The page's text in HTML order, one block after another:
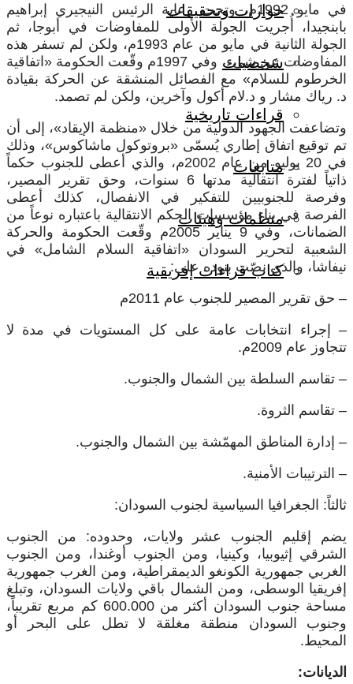
حوارات وتحقيقات
شخصيات
قراءات تاريخية
متابعات
منظمات وهيئات
كتاب قراءات إفريقية
في مايو 1992م، وتحت رعاية الرئيس النيجيري إبراهيم
بابنجيدا، أُجريت الجولة الأولى للمفاوضات في أبوجا، ثم
الجولة الثانية في مايو من عام 1993م، ولكن لم تسفر هذه
المفاوضات عن شيء، وفي 1997م وقّعت الحكومة «اتفاقية
الخرطوم للسلام» مع الفصائل المنشقة عن الحركة بقيادة
د. رياك مشار و د.لام أكول وآخرين، ولكن لم تصمد.
وتضاعفت الجهود الدولية من خلال «منظمة الإيقاد»، إلى أن
تم توقيع اتفاق إطاري يُسمّى «بروتوكول ماشاكوس»، وذلك
في 20 يوليو من عام 2002م، والذي أعطى للجنوب حكماً
ذاتياً لفترة انتقالية مدتها 6 سنوات، وحق تقرير المصير،
وفرصة للجنوبيين للتفكير في الانفصال، كذلك أعطى
الفرصة في بناء مؤسسات الحكم الانتقالية باعتباره نوعاً من
الضمانات، وفي 9 يناير 2005م وقّعت الحكومة والحركة
الشعبية لتحرير السودان «اتفاقية السلام الشامل» في
نيفاشا، والذي نصّت بنوده على:
– حق تقرير المصير للجنوب عام 2011م
– إجراء انتخابات عامة على كل المستويات في مدة لا
تتجاوز عام 2009م.
– تقاسم السلطة بين الشمال والجنوب.
– تقاسم الثروة.
– إدارة المناطق المهمّشة بين الشمال والجنوب.
– الترتيبات الأمنية.
ثالثاً: الجغرافيا السياسية لجنوب السودان:
يضم إقليم الجنوب عشر ولايات، وحدوده: من الجنوب
الشرقي إثيوبيا، وكينيا، ومن الجنوب أوغندا، ومن الجنوب
الغربي جمهورية الكونغو الديمقراطية، ومن الغرب جمهورية
إفريقيا الوسطى، ومن الشمال باقي ولايات السودان، وتبلغ
مساحة جنوب السودان أكثر من 600.000 كم مربع تقريباً،
وجنوب السودان منطقة مغلقة لا تطل على البحر أو
المحيط.
الديانات: